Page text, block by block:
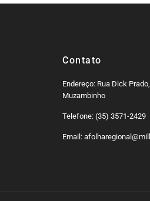
Contato
Endereço: Rua Dick Prado,
Muzambinho
Telefone: (35) 3571-2429
Email: